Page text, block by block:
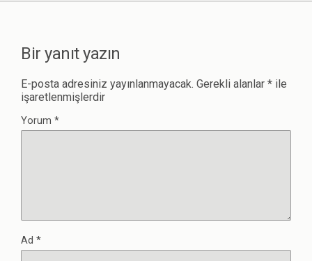
Bir yanıt yazın
E-posta adresiniz yayınlanmayacak. Gerekli alanlar * ile
işaretlenmişlerdir
Yorum *
Ad *